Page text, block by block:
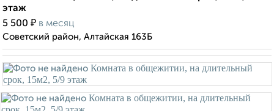
этаж
5 500 ₽ в месяц
Советский район, Алтайская 163Б